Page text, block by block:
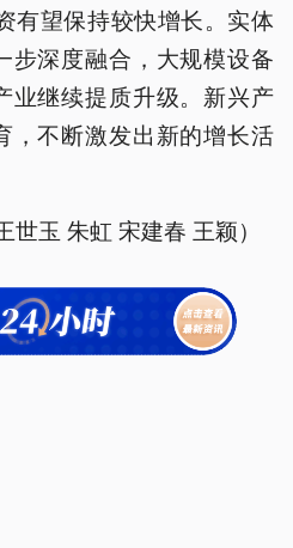
有望保持较快增长。实体
步深度融合，大规模设备
业继续提质升级。新兴产
，不断激发出新的增长活
世玉 朱虹 宋建春 王颖）